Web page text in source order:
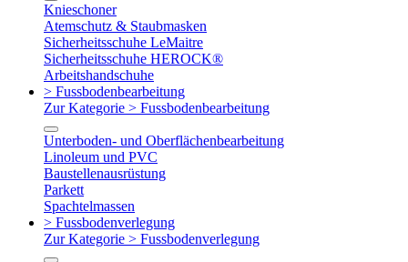
Knieschoner
Atemschutz & Staubmasken
Sicherheitsschuhe LeMaitre
Sicherheitsschuhe HEROCK®
Arbeitshandschuhe
> Fussbodenbearbeitung
Zur Kategorie > Fussbodenbearbeitung
Unterboden- und Oberflächenbearbeitung
Linoleum und PVC
Baustellenausrüstung
Parkett
Spachtelmassen
> Fussbodenverlegung
Zur Kategorie > Fussbodenverlegung